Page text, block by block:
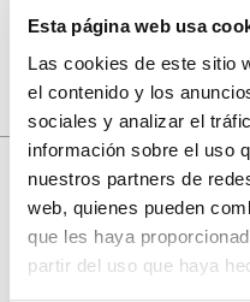
Esta página web usa
Las cookies de este sitio
el contenido y los
sociales y analizar el
información sobre el uso
nuestros partners de
web, quienes pueden
que les haya
partir del uso que haya
10%
con tu